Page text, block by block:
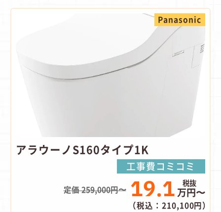
Panasonic
アラウーノS160タイプ1K
工事費コミコミ
定価 259,000円〜 19.1 万円〜
（税込：210,100円）